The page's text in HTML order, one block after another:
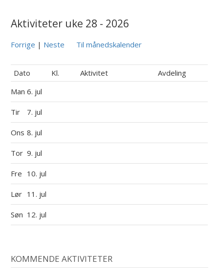
Aktiviteter uke 28 - 2026
Forrige | Neste Til månedskalender
Dato Kl. Aktivitet
Avdeling
Man6. jul
Tir 7. jul
Ons 8. jul
Tor 9. jul
Fre 10. jul
Lør 11. jul
Søn 12. jul
KOMMENDE AKTIVITETER